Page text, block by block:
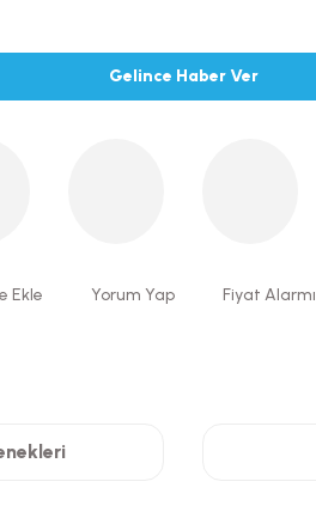
Gelince Haber Ver
Yorum Yap Fiyat Alarmı